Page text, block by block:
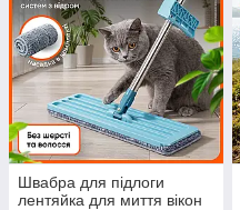
Швабра для підлоги
лентяйка для миття вікон